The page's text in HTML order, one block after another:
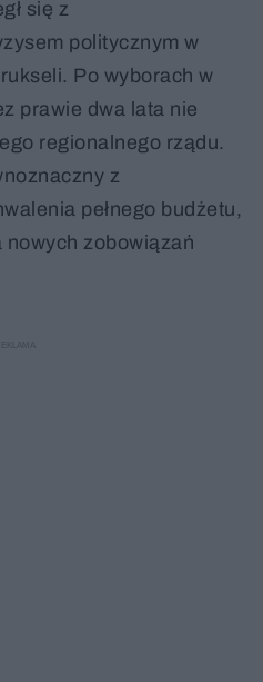
się z
politycznym w
Po wyborach w
prawie dwa lata nie
regionalnego rządu.
z
pełnego budżetu,
nowych zobowiązań